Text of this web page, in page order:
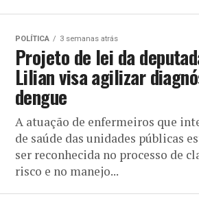
POLÍTICA 3 semanas atrás
Projeto de lei da
Lilian visa agilizar
dengue
A atuação de enfermeiros que
de saúde das unidades públicas
ser reconhecida no processo de
risco e no manejo...